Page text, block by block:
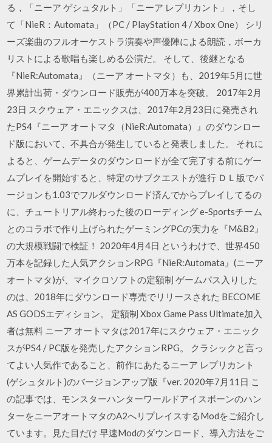
る，「ニーア ゲシュタルト」「ニーア レプリカント」，そし
て「NieR：Automata」（PC / PlayStation 4 / Xbox One） シリ
ーズ楽曲のフルオーケストラ演奏や声優陣による朗読，ボーカ
リストによる歌唱も楽しめる公演だ。 そして、後継となる
『NieR:Automata』（ニーア オートマタ）も、2019年5月に世
界累計出荷・ダウンロード販売が400万本を突破。 2017年2月
23日 スクウェア・エニックスは、2017年2月23日に発売され
たPS4『ニーア オートマタ（NieR:Automata）』のダウンロー
ド版において、不具合が発生していると発表しました。 それに
よると、ゲームデータのダウンロードが全て完了する前にゲー
ムプレイを開始すると、特定のサブクエストが進行 ＤＬ版でバ
ージョンも1.03でフルダウンロード済んでからプレイしてるの
に、チュートリアル終わった後のローディング e-Sportsチーム
とのコラボで作り上げられたゲーミングPCの実力を『M&B2』
の大規模戦闘で検証！ 2020年4月4日 というわけで、世界450
万本を記録した人気アクションRPG『NieR:Automata』(ニーア
オートマタ)が、マイクロソフトの定額制 ゲームパス入りした
のは、2018年にダウンロード専売でリリースされた BECOME
AS GODSエディション。 定額制 Xbox Game Pass Ultimate加入
者は無料 ニーア オートマタは2017年にスクウェア・エニック
スがPS4 / PC版を発売したアクションRPG。 クラシックと言っ
てよい人気作であること、前作にあたるニーア レプリカント
(ゲシュタルト)のバージョンアップ版『ver. 2020年7月11日 こ
の記事では、モンスターハンターワールドアイスボーンのハン
ターをニーアオートマタのA2へリプレイスするModをご紹介し
ています。見た目だけ 早速Modのダウンロード、導入方法をご